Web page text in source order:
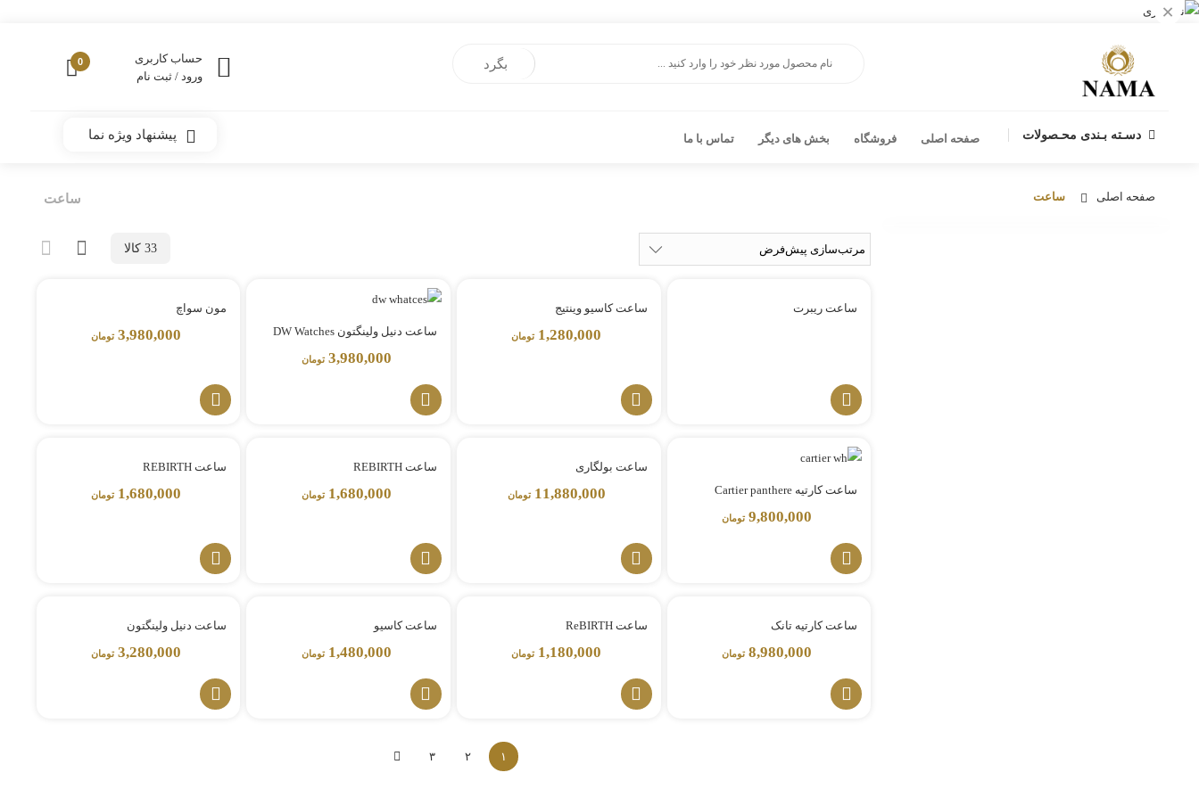
×
بگرد 0
حساب کاربری
ورود / ثبت نام
دسـته بـندی محـصولات صفحه اصلی فروشگاه بخش های دیگر تماس با ما پیشنهاد ویژه نما
ساعت صفحه اصلی ساعت
33 کالا
ساعت ریبرت ساعت کاسیو وینتیج
1,280,000 تومان ساعت دنیل ولینگتون DW Watches
3,980,000 تومان
مون سواچ
3,980,000 تومان
ساعت کارتیه Cartier panthere
9,800,000 تومان
ساعت بولگاری
11,880,000 تومان
ساعت REBIRTH
1,680,000 تومان
ساعت REBIRTH
1,680,000 تومان
ساعت کارتیه تانک
8,980,000 تومان
ساعت ReBIRTH
1,180,000 تومان
ساعت کاسیو
1,480,000 تومان
ساعت دنیل ولینگتون
3,280,000 تومان
۱ ۲ ۳